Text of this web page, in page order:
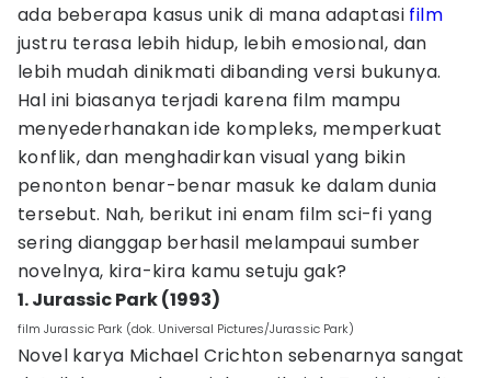
ada beberapa kasus unik di mana adaptasi film
justru terasa lebih hidup, lebih emosional, dan
lebih mudah dinikmati dibanding versi bukunya.
Hal ini biasanya terjadi karena film mampu
menyederhanakan ide kompleks, memperkuat
konflik, dan menghadirkan visual yang bikin
penonton benar-benar masuk ke dalam dunia
tersebut. Nah, berikut ini enam film sci-fi yang
sering dianggap berhasil melampaui sumber
novelnya, kira-kira kamu setuju gak?
1. Jurassic Park (1993)
film Jurassic Park (dok. Universal Pictures/Jurassic Park)
Novel karya Michael Crichton sebenarnya sangat